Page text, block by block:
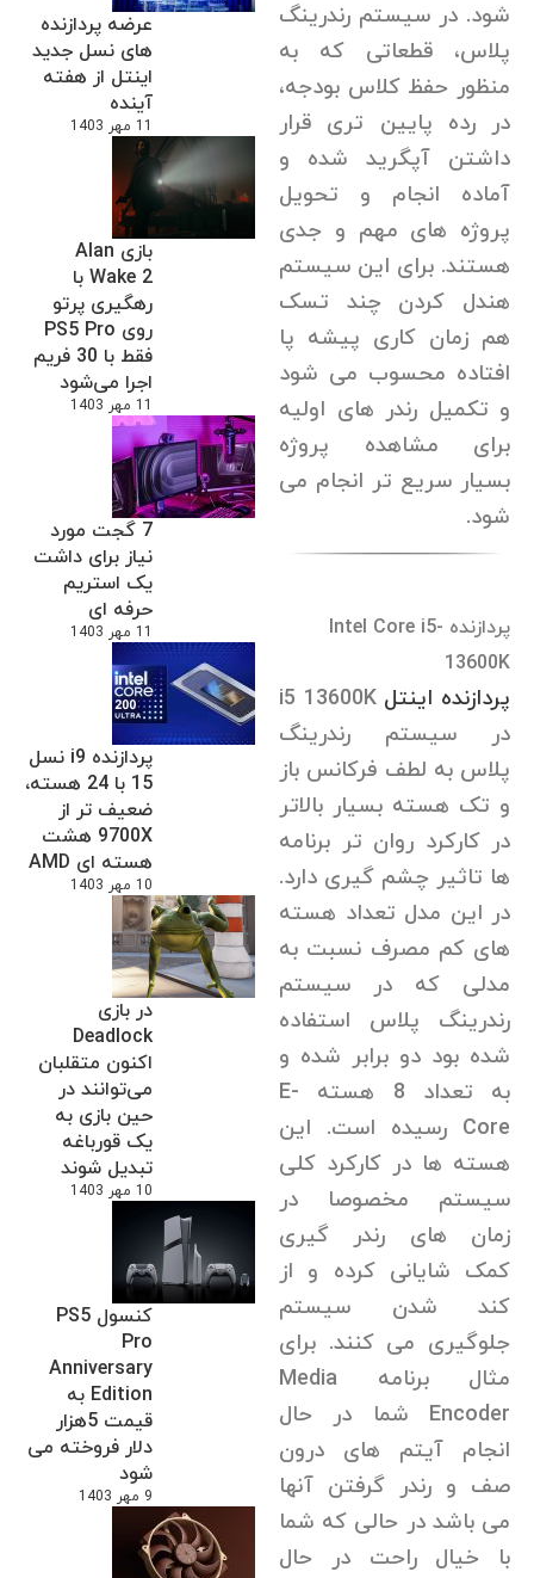
عرضه پردازنده
های نسل جدید
اینتل از هفته
آینده
11 مهر 1403
بازی Alan
Wake 2 با
رهگیری پرتو
روی PS5 Pro
فقط با 30 فریم
اجرا می‌شود
11 مهر 1403
7 گجت مورد
نیاز برای داشت
یک استریم
حرفه ای
11 مهر 1403
پردازنده i9 نسل
15 با 24 هسته،
ضعیف تر از
9700X هشت
هسته ای AMD
10 مهر 1403
در بازی
Deadlock
اکنون متقلبان
می‌توانند در
حین بازی به
یک قورباغه
تبدیل شوند
10 مهر 1403
کنسول PS5
Pro
Anniversary
Edition به
قیمت 5هزار
دلار فروخته می
شود
9 مهر 1403
شود. در سیستم رندرینگ
پلاس، قطعاتی که به
منظور حفظ کلاس بودجه،
در رده پایین تری قرار
داشتن آپگرید شده و
آماده انجام و تحویل
پروژه های مهم و جدی
هستند. برای این سیستم
هندل کردن چند تسک
هم زمان کاری پیشه پا
افتاده محسوب می شود
و تکمیل رندر های اولیه
برای مشاهده پروژه
بسیار سریع تر انجام می
شود.
پردازنده Intel Core i5-
13600K
پردازنده اینتل i5 13600K
در سیستم رندرینگ
پلاس به لطف فرکانس باز
و تک هسته بسیار بالاتر
در کارکرد روان تر برنامه
ها تاثیر چشم گیری دارد.
در این مدل تعداد هسته
های کم مصرف نسبت به
مدلی که در سیستم
رندرینگ پلاس استفاده
شده بود دو برابر شده و
به تعداد 8 هسته E-
Core رسیده است. این
هسته ها در کارکرد کلی
سیستم مخصوصا در
زمان های رندر گیری
کمک شایانی کرده و از
کند شدن سیستم
جلوگیری می کنند. برای
مثال برنامه Media
Encoder شما در حال
انجام آیتم های درون
صف و رندر گرفتن آنها
می باشد در حالی که شما
با خیال راحت در حال